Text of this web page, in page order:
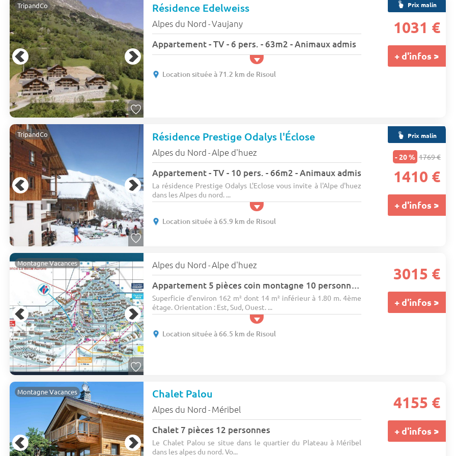
TripandCo Résidence Edelweiss
Alpes du Nord -Vaujany
Appartement - TV - 6 pers. - 63m2 - Animaux admis
Location située à 71.2 km de Risoul
Prix malin
1031 €
+ d'infos >
TripandCo Résidence Prestige Odalys l'Éclose
Alpes du Nord -Alpe d'huez
Appartement - TV - 10 pers. - 66m2 - Animaux admis
La résidence Prestige Odalys L'Eclose vous invite à l'Alpe d'huez
dans les Alpes du nord. ...
Location située à 65.9 km de Risoul
Prix malin
- 20 % 1769 €
1410 €
+ d'infos >
Montagne Vacances Alpes du Nord -Alpe d'huez
Appartement 5 pièces coin montagne 10 personnes (401)
Superficie d'environ 162 m² dont 14 m² inférieur à 1.80 m. 4ème
étage. Orientation : Est, Sud, Ouest. ...
Location située à 66.5 km de Risoul
3015 €
+ d'infos >
Montagne Vacances Chalet Palou
Alpes du Nord - Méribel
Chalet 7 pièces 12 personnes
Le Chalet Palou se situe dans le quartier du Plateau à Méribel
dans les alpes du nord. Vo...
4155 €
+ d'infos >